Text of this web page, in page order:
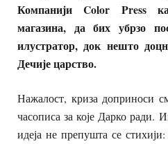
КомпанијиColor Press
магазина, да бих убрзо
илустратор,докнешто
Дечије царство.
Нажалост, криза доприноси
часописа за које Дарко ради.
идеја не препушта се